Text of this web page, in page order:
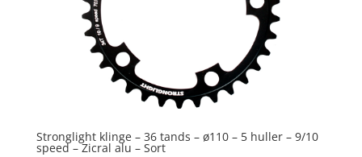
Stronglight klinge – 36 tands – ø110 – 5 huller – 9/10
speed – Zicral alu – Sort